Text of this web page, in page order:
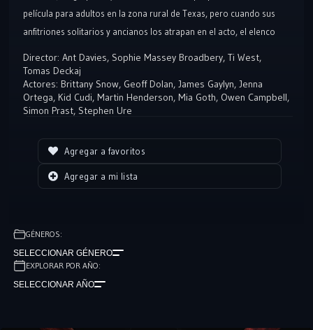
película para adultos en la zona rural de Texas, pero cuando sus
anfitriones solitarios y ancianos los atrapan en el acto, el elenco
Director: Ant Davies, Sophie Massey Broadbery, Ti West,
Tomas Deckaj
Actores: Brittany Snow, Geoff Dolan, James Gaylyn, Jenna
Ortega, Kid Cudi, Martin Henderson, Mia Goth, Owen Campbell,
Simon Prast, Stephen Ure
Agregar a favoritos
Agregar a mi lista
GÉNEROS:
SELECCIONAR GÉNERO
EXPLORAR POR AÑO:
SELECCIONAR AÑO